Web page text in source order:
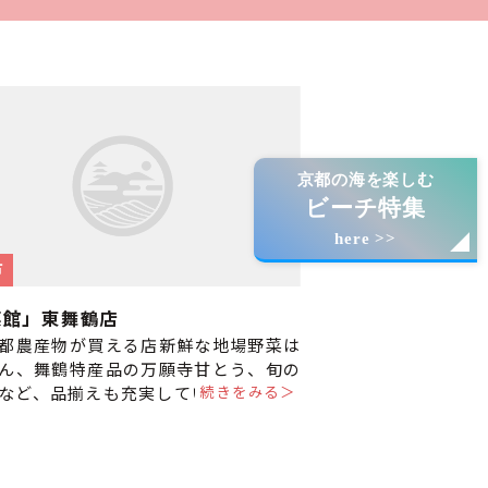
京都の海を楽しむ
ビーチ特集
here >>
館」東舞鶴店
農産物が買える店新鮮な地場野菜は
、舞鶴特産品の万願寺甘とう、旬の
ど、品揃えも充実しています。 駅か
続きをみる＞